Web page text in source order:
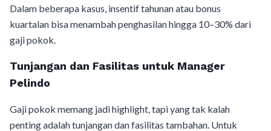
Dalam beberapa kasus, insentif tahunan atau bonus
kuartalan bisa menambah penghasilan hingga 10–30% dari
gaji pokok.
Tunjangan dan Fasilitas untuk Manager
Pelindo
Gaji pokok memang jadi highlight, tapi yang tak kalah
penting adalah tunjangan dan fasilitas tambahan. Untuk